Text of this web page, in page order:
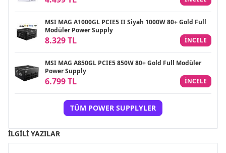
MSI MAG A1000GL PCIE5 II Siyah 1000W 80+ Gold Full
Modüler Power Supply
8.329 TL INCELE
MSI MAG A850GL PCIE5 850W 80+ Gold Full Modüler
Power Supply
6.799 TL INCELE
TÜM POWER SUPPLYLER
İLGILI YAZILAR